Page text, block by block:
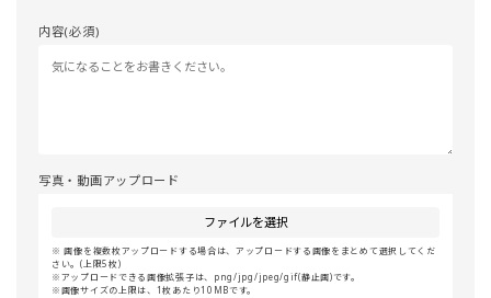
内容(必須)
写真・動画アップロード
ファイルを選択
画像を複数枚アップロードする場合は、アップロードする画像をまとめて選択してくだ
さい。(上限5枚)
アップロードできる画像拡張子は、png/jpg/jpeg/gif(静止画)です。
画像サイズの上限は、1枚あたり10MBです。